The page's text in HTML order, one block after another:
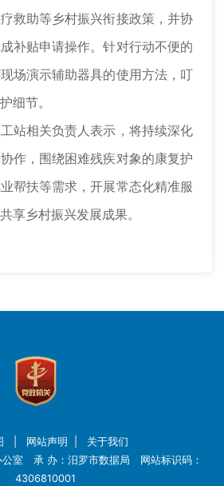
救助等乡村振兴衔接政策，并协
补贴申请操作。针对行动不便的
场演示辅助器具的使用方法，叮
细节。
相关负责人表示，将持续深化
作，围绕困难残疾对象的康复护
帮扶等需求，开展常态化精准服
享乡村振兴发展成果。
网站声明
关于我们
公室 承 办：汨罗市数据局 网站标识码：
4306810001